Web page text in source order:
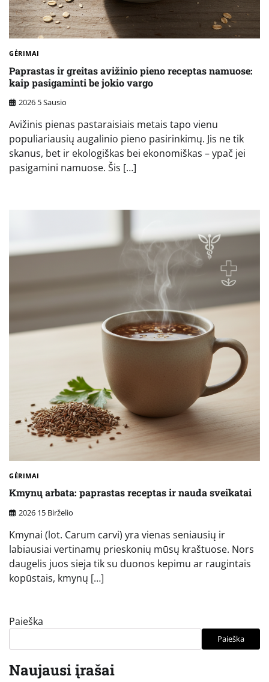
GĖRIMAI
Paprastas ir greitas avižinio pieno receptas namuose:
kaip pasigaminti be jokio vargo
2026 5 Sausio
Avižinis pienas pastaraisiais metais tapo vienu
populiariausių augalinio pieno pasirinkimų. Jis ne tik
skanus, bet ir ekologiškas bei ekonomiškas – ypač jei
pasigamini namuose. Šis […]
GĖRIMAI
Kmynų arbata: paprastas receptas ir nauda sveikatai
2026 15 Birželio
Kmynai (lot. Carum carvi) yra vienas seniausių ir
labiausiai vertinamų prieskonių mūsų kraštuose. Nors
daugelis juos sieja tik su duonos kepimu ar raugintais
kopūstais, kmynų […]
Paieška
Paieška
Naujausi įrašai